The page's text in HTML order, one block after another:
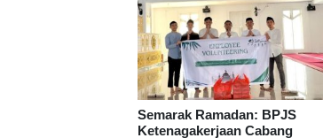
Semarak Ramadan: BPJS
Ketenagakerjaan Cabang